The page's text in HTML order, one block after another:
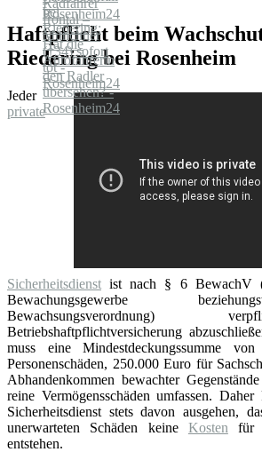
Haftpflicht beim
Riedering bei Rosenheim
Jeder
private
Sicherheitsdienst ist nach § 6 BewachV
Bewachungsgewerbe
Bewachsungsverordnung)
Betriebshaftpflichtversicherung
muss eine Mindestdeckungssumme
Personenschäden, 250.000 Euro für
Abhandenkommen bewachter
reine Vermögensschäden umfassen.
Sicherheitsdienst stets davon ausgehen,
unerwarteten Schäden keine Kosten für
entstehen.